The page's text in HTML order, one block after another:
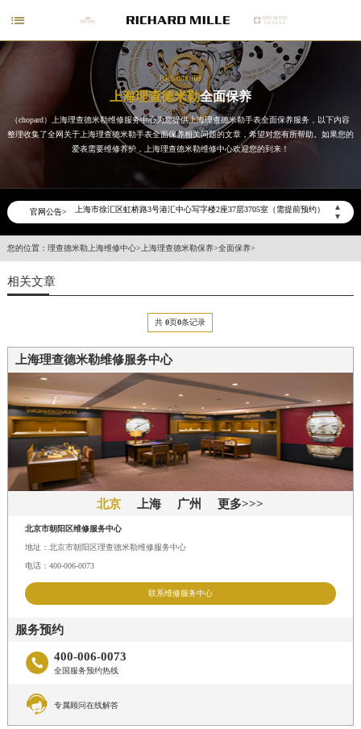

Richardmille
上海理查德米勒全面保养
（chopard）上海理查德米勒维修服务中心为您提供上海理查德米勒手表全面保养服务，以下内容
整理收集了全网关于上海理查德米勒手表全面保养相关问题的文章，希望对您有所帮助。如果您的
爱表需要维修养护，上海理查德米勒维修中心欢迎您的到来！
官网公告>
▲
▼
2026年6月理查德米勒上海市售后服务网络优化升级公告
2026年6月上海市理查德米勒官方售后客户服务热线：400-006-0073
2026年6月理查德米勒售后服务中心最新网点地址：
上海市徐汇区虹桥路3号港汇中心写字楼2座37层3705室（需提前预约）
上海市黄浦区南京东路299号宏伊国际广场写字楼8层806室（需提前预约）
上海市黄浦区南京东路299号宏伊国际广场写字楼8层806室理查德米勒售后服务中心（需提前预约）
您的位置： 理查德米勒上海维修中心> 上海理查德米勒保养>全面保养>
相关文章
共0页0条记录
上海理查德米勒维修服务中心
北京 上海 广州 更多>>>
北京市朝阳区维修服务中心
地址：北京市朝阳区理查德米勒维修服务中心
电话：400-006-0073
联系维修服务中心
服务预约
 400-006-0073
全国服务预约热线
 专属顾问在线解答